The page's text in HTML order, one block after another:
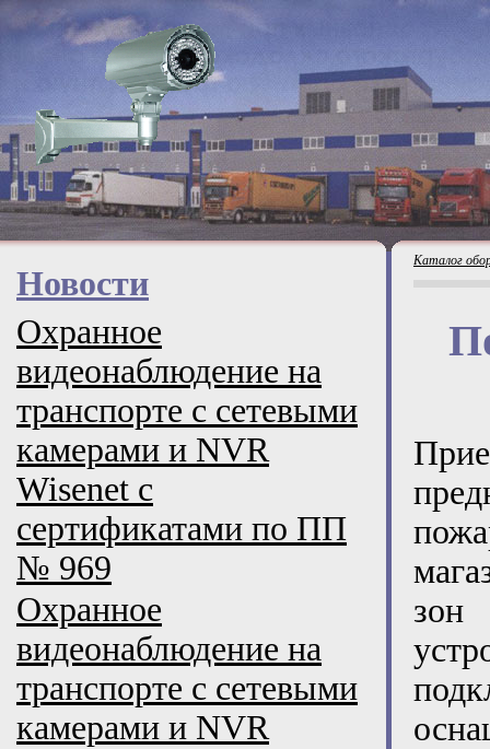
Новости
Охранное
видеонаблюдение на
транспорте с сетевыми
камерами и NVR
Wisenet с
сертификатами по ПП
№ 969
Охранное
видеонаблюдение на
транспорте с сетевыми
камерами и NVR
Каталог
зон